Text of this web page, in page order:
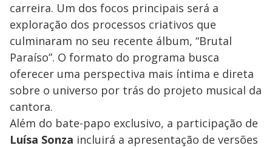
carreira. Um dos focos principais será a
exploração dos processos criativos que
culminaram no seu recente álbum, “Brutal
Paraíso”. O formato do programa busca
oferecer uma perspectiva mais íntima e direta
sobre o universo por trás do projeto musical da
cantora.
Além do bate-papo exclusivo, a participação de
Luísa Sonza incluirá a apresentação de versões